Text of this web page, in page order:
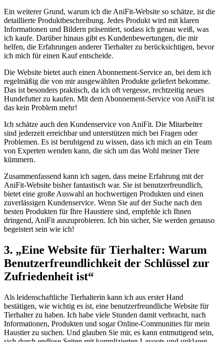
Ein weiterer Grund, warum ich die AniFit-Website so schätze, ist die
detaillierte Produktbeschreibung. Jedes​ Produkt wird​ mit ⁣klaren
Informationen und‍ Bildern präsentiert, sodass ich genau weiß, was⁢
ich kaufe. Darüber hinaus⁢ gibt ⁣es Kundenbewertungen, die mir
helfen, die Erfahrungen anderer Tierhalter zu berücksichtigen, ⁣bevor
ich mich ​für ‍einen ‌Kauf entscheide.
Die Website bietet auch‌ einen ⁢Abonnement-Service an, bei dem⁢ ich
regelmäßig die von mir ausgewählten ‍Produkte geliefert bekomme.​
Das ist besonders praktisch,‍ da ich oft vergesse, rechtzeitig ⁤neues
Hundefutter zu kaufen. Mit dem Abonnement-Service von AniFit ist
das‍ kein Problem mehr!
Ich schätze ‌auch den Kundenservice von AniFit. Die⁣ Mitarbeiter
sind jederzeit erreichbar und unterstützen mich bei⁢ Fragen oder
Problemen. Es ist beruhigend zu wissen, dass ich mich an ein Team
von Experten wenden kann, die sich um das Wohl meiner Tiere
kümmern.
Zusammenfassend kann ich sagen, dass ​meine Erfahrung mit der
AniFit-Website bisher fantastisch war. Sie ist ⁢benutzerfreundlich,
bietet eine große Auswahl an hochwertigen Produkten und einen
zuverlässigen Kundenservice. Wenn Sie auf der Suche nach den
besten Produkten ⁢für Ihre Haustiere⁢ sind, empfehle ich⁢ Ihnen​
dringend, AniFit auszuprobieren.⁤ Ich bin sicher, Sie werden genauso‍
begeistert sein wie⁢ ich!
3. „Eine Website für Tierhalter:‌ Warum
‍Benutzerfreundlichkeit ⁢der Schlüssel zur
Zufriedenheit ist“
Als leidenschaftliche Tierhalterin kann ich ‍aus erster Hand
bestätigen, wie wichtig es ist, ‌eine benutzerfreundliche Website ‌für
Tierhalter zu haben. Ich habe viele Stunden damit verbracht, nach
Informationen, Produkten⁢ und sogar Online-Communities ‌für mein
Haustier zu suchen. Und glauben Sie mir, es kann entmutigend sein,